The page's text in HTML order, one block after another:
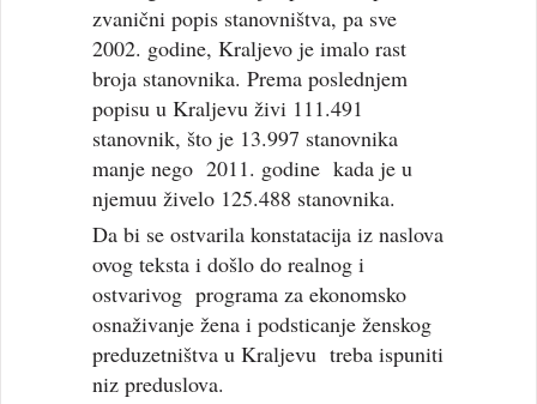
zvanični popis stanovništva, pa sve
2002. godine, Kraljevo je imalo rast
broja stanovnika. Prema poslednjem
popisu u Kraljevu živi 111.491
stanovnik, što je 13.997 stanovnika
manje nego 2011. godine kada je u
njemuu živelo 125.488 stanovnika.
Da bi se ostvarila konstatacija iz naslova
ovog teksta i došlo do realnog i
ostvarivog programa za ekonomsko
osnaživanje žena i podsticanje ženskog
preduzetništva u Kraljevu treba ispuniti
niz preduslova.